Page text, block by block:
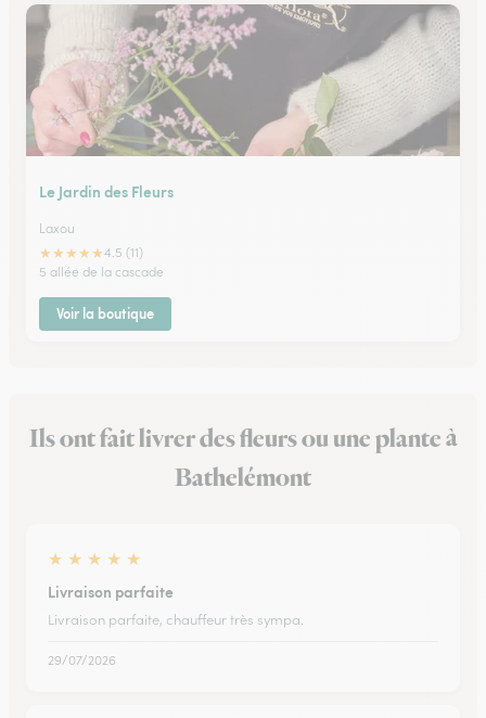
Le Jardin des Fleurs
Laxou
★★★★★4.5 (11)
5 allée de la cascade
Voir la boutique
Ils ont fait livrer des fleurs ou une plante à
Bathelémont
★ ★ ★ ★ ★
Livraison parfaite
Livraison parfaite, chauffeur très sympa.
29/07/2026